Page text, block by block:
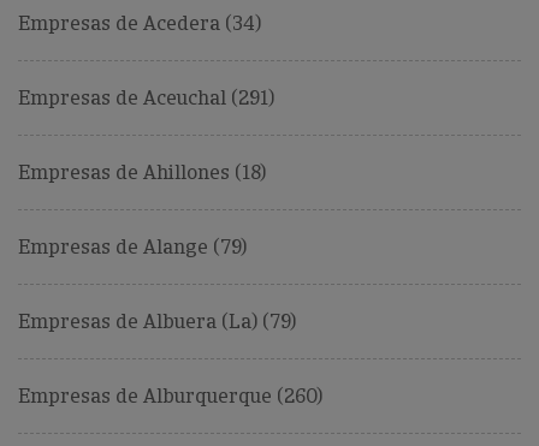
Empresas de Acedera (34)
Empresas de Aceuchal (291)
Empresas de Ahillones (18)
Empresas de Alange (79)
Empresas de Albuera (La) (79)
Empresas de Alburquerque (260)